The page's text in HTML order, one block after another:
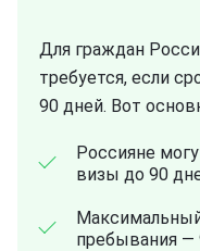
Для граждан
требуется, если
90 дней. Вот
Россияне
визы до 90
пребывания —